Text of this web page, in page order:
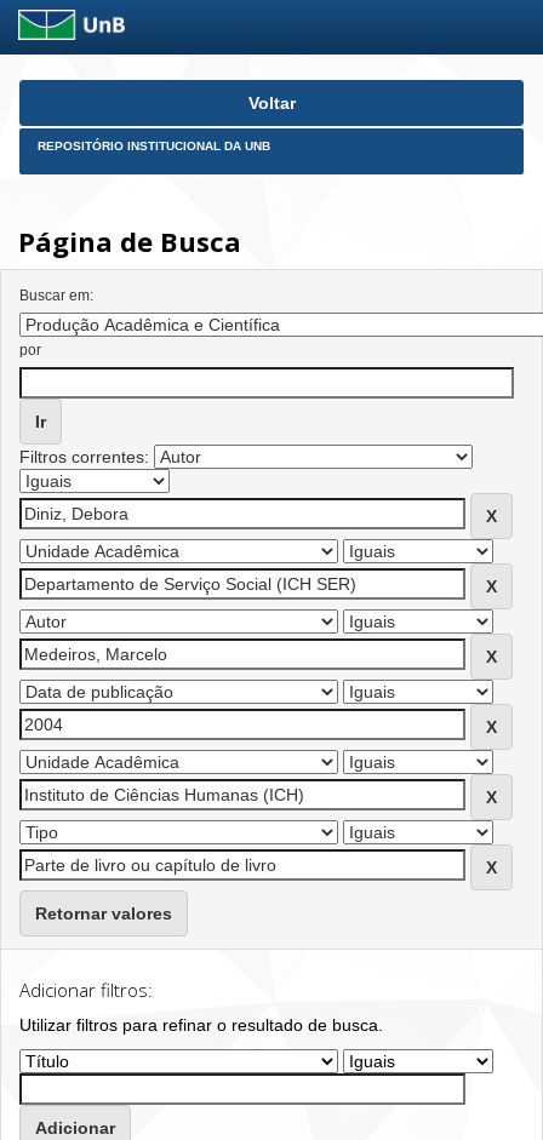
Skip
Voltar
REPOSITÓRIO INSTITUCIONAL DA UNB
Página de Busca
Buscar em:
por
Filtros correntes:
Retornar valores
Adicionar filtros:
Utilizar filtros para refinar o resultado de busca.